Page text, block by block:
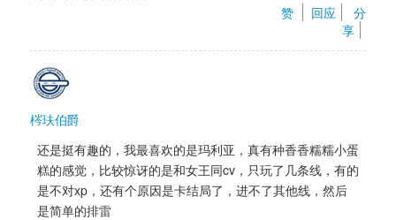
赞
回应
分
享
梣玞伯爵
还是挺有趣的，我最喜欢的是玛利亚，真有种香香糯糯小蛋
糕的感觉，比较惊讶的是和女王同cv，只玩了几条线，有的
是不对xp，还有个原因是卡结局了，进不了其他线，然后
是简单的排雷